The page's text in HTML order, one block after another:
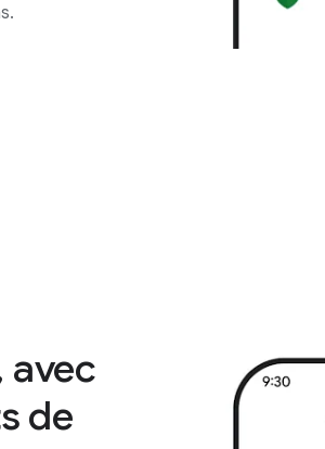
avec
de